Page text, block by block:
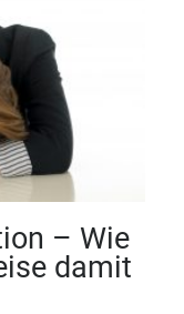
– Wie
damit